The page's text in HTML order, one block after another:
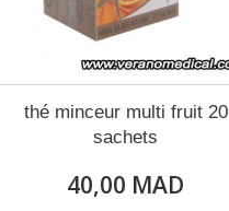
thé minceur multi fruit 20
sachets
40,00 MAD